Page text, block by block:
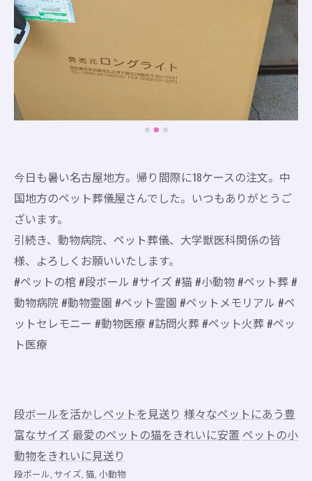
今日も暑い名古屋地方。帰り間際に18ケースの注文。中
国地方のペット葬儀屋さんでした。いつもありがとうご
ざいます。
引続き、動物病院、ペット葬儀、大学獣医科関係の皆
様、よろしくお願いいたします。
#ペットの棺 #段ボール #サイズ #猫 #小動物 #ペット葬 #
動物病院 #動物霊園 #ペット霊園 #ペットメモリアル #ペ
ットセレモニー #動物医療 #訪問火葬 #ペット火葬 #ペッ
ト医療
段ボールを活かしペットを見送り 様々なペットにあう豊
富なサイズ 最愛のペットの猫をきれいに安置 ペットの小
動物をきれいに見送り
段ボール サイズ 猫 小動物